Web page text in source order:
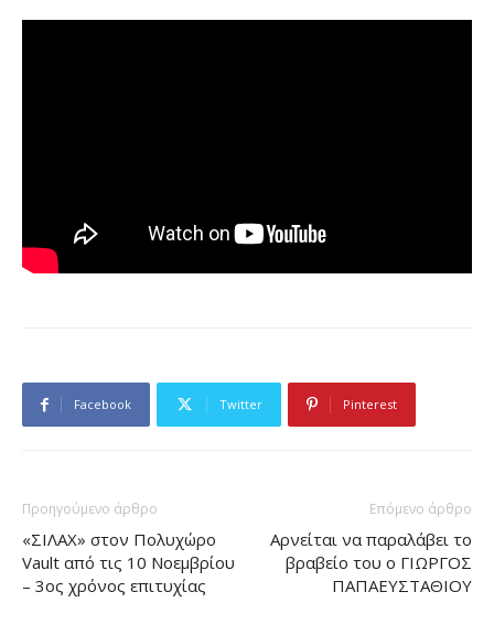
Facebook Twitter Pinterest
Προηγούμενο άρθρο
«ΣΙΛΑΧ» στον Πολυχώρο
Vault από τις 10 Νοεμβρίου
– 3ος χρόνος επιτυχίας
Επόμενο άρθρο
Αρνείται να παραλάβει το
βραβείο του ο ΓΙΩΡΓΟΣ
ΠΑΠΑΕΥΣΤΑΘΙΟΥ